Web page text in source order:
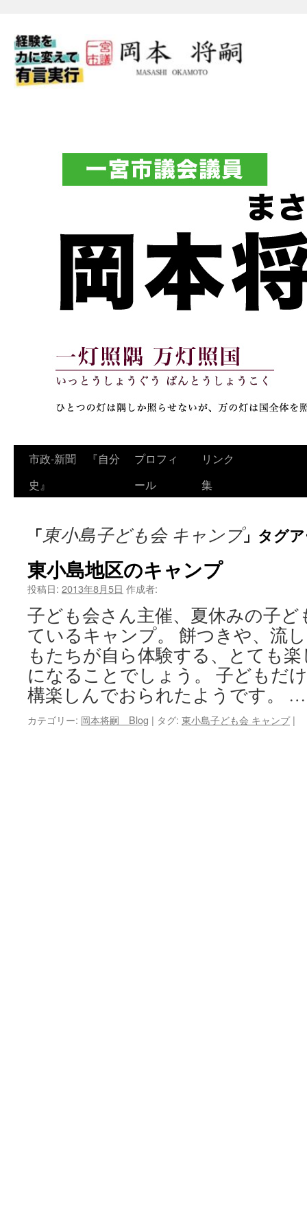
コ
ツ
へ
ス
プ
市政‐新聞 『自分
史』
プロフィ
ール
リンク
集
「東小島子ども会 キャンプ」タグ
東小島地区のキャンプ
投稿日: 2013年8月5日 作成者:
子ども会さん主催、夏休みの子
ているキャンプ。 餅つきや、流
もたちが自ら体験する、とても
になることでしょう。 子どもだ
構楽しんでおられたようです。
カテゴリー: 岡本将嗣 Blog | タグ: 東小島子ども会 キャンプ |